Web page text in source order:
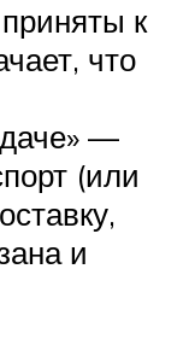
к
что
—
(или
и